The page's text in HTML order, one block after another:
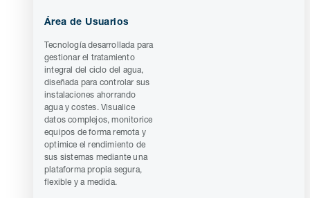
Área de Usuarios
Tecnología desarrollada para
gestionar el tratamiento
integral del ciclo del agua,
diseñada para controlar sus
instalaciones ahorrando
agua y costes. Visualice
datos complejos, monitorice
equipos de forma remota y
optimice el rendimiento de
sus sistemas mediante una
plataforma propia segura,
flexible y a medida.